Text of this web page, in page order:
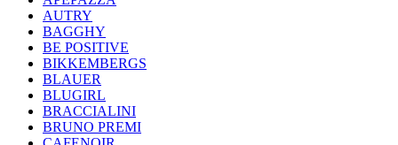
AUTRY
BAGGHY
BE POSITIVE
BIKKEMBERGS
BLAUER
BLUGIRL
BRACCIALINI
BRUNO PREMI